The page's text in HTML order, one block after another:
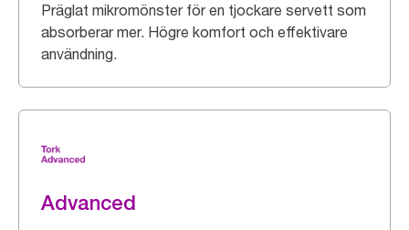
Präglat mikromönster för en tjockare servett som
absorberar mer. Högre komfort och effektivare
användning.
Advanced